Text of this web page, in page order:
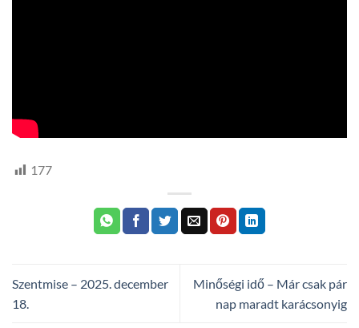
177
Szentmise – 2025. december
18.
Minőségi idő – Már csak pár
nap maradt karácsonyig